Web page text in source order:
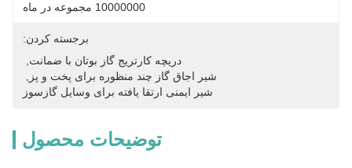
10000000 مجموعه در ماه
برجسته کردن:
دریچه کارتریج گاز بوتان با ضمانت
شیر اجاق گاز چند منظوره برای پخت و پز
شیر ایمنی ارتقا یافته برای وسایل گازسوز
توضیحات محصول